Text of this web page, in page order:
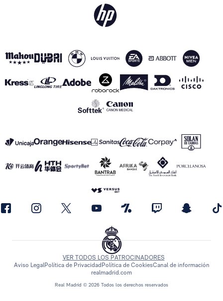
Real Madrid © 2026 Todos los derechos reservados
VER TODOS LOS PATROCINADORES
Aviso LegalPolítica de Privacidad Política de CookiesCanal de información
realmadrid.com